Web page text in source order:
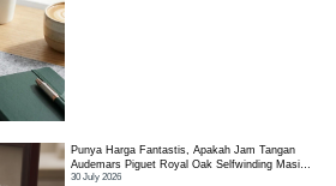
Punya Harga Fantastis, Apakah Jam Tangan
Audemars Piguet Royal Oak Selfwinding Masih
Worth It?
30 July 2026